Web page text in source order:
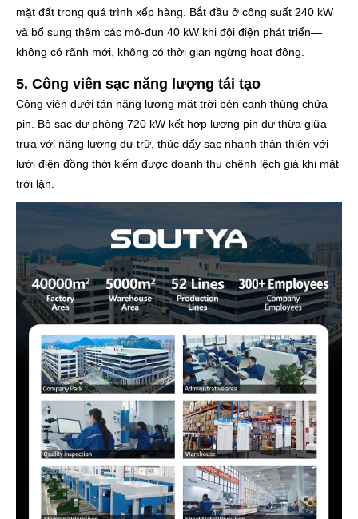
mặt đất trong quá trình xếp hàng. Bắt đầu ở công suất 240 kW
và bổ sung thêm các mô-đun 40 kW khi đội điện phát triển—
không có rãnh mới, không có thời gian ngừng hoạt động.
5. Công viên sạc năng lượng tái tạo
Công viên dưới tán năng lượng mặt trời bên cạnh thùng chứa
pin. Bộ sạc dự phòng 720 kW kết hợp lượng pin dư thừa giữa
trưa với năng lượng dự trữ, thúc đẩy sạc nhanh thân thiện với
lưới điện đồng thời kiếm được doanh thu chênh lệch giá khi mặt
trời lặn.